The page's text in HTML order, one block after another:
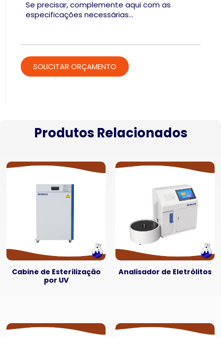
Produtos Relacionados
Cabine de Esterilização
por UV
Analisador de Eletrólitos